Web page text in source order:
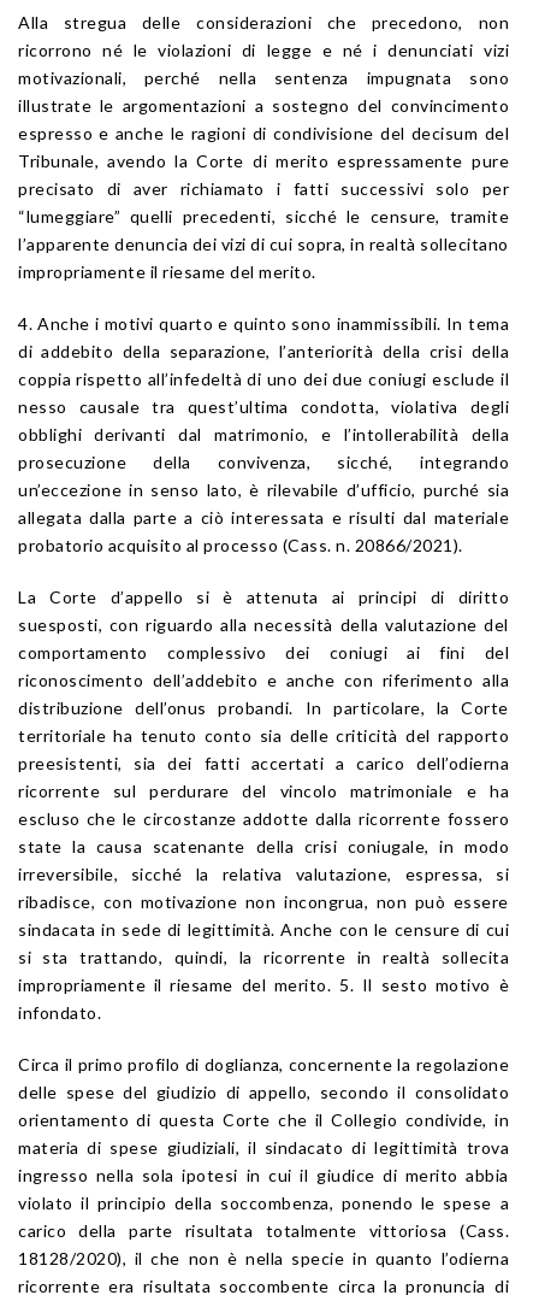
Alla stregua delle considerazioni che precedono, non
ricorrono né le violazioni di legge e né i denunciati vizi
motivazionali, perché nella sentenza impugnata sono
illustrate le argomentazioni a sostegno del convincimento
espresso e anche le ragioni di condivisione del decisum del
Tribunale, avendo la Corte di merito espressamente pure
precisato di aver richiamato i fatti successivi solo per
“lumeggiare” quelli precedenti, sicché le censure, tramite
l’apparente denuncia dei vizi di cui sopra, in realtà sollecitano
impropriamente il riesame del merito.
4. Anche i motivi quarto e quinto sono inammissibili. In tema
di addebito della separazione, l’anteriorità della crisi della
coppia rispetto all’infedeltà di uno dei due coniugi esclude il
nesso causale tra quest’ultima condotta, violativa degli
obblighi derivanti dal matrimonio, e l’intollerabilità della
prosecuzione della convivenza, sicché, integrando
un’eccezione in senso lato, è rilevabile d’ufficio, purché sia
allegata dalla parte a ciò interessata e risulti dal materiale
probatorio acquisito al processo (Cass. n. 20866/2021).
La Corte d’appello si è attenuta ai principi di diritto
suesposti, con riguardo alla necessità della valutazione del
comportamento complessivo dei coniugi ai fini del
riconoscimento dell’addebito e anche con riferimento alla
distribuzione dell’onus probandi. In particolare, la Corte
territoriale ha tenuto conto sia delle criticità del rapporto
preesistenti, sia dei fatti accertati a carico dell’odierna
ricorrente sul perdurare del vincolo matrimoniale e ha
escluso che le circostanze addotte dalla ricorrente fossero
state la causa scatenante della crisi coniugale, in modo
irreversibile, sicché la relativa valutazione, espressa, si
ribadisce, con motivazione non incongrua, non può essere
sindacata in sede di legittimità. Anche con le censure di cui
si sta trattando, quindi, la ricorrente in realtà sollecita
impropriamente il riesame del merito. 5. Il sesto motivo è
infondato.
Circa il primo profilo di doglianza, concernente la regolazione
delle spese del giudizio di appello, secondo il consolidato
orientamento di questa Corte che il Collegio condivide, in
materia di spese giudiziali, il sindacato di legittimità trova
ingresso nella sola ipotesi in cui il giudice di merito abbia
violato il principio della soccombenza, ponendo le spese a
carico della parte risultata totalmente vittoriosa (Cass.
18128/2020), il che non è nella specie in quanto l’odierna
ricorrente era risultata soccombente circa la pronuncia di